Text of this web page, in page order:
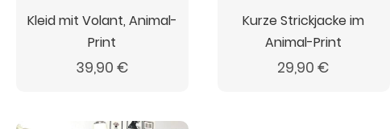
Kleid mit Volant, Animal-
Print
39,90 €
Kurze Strickjacke im
Animal-Print
29,90€